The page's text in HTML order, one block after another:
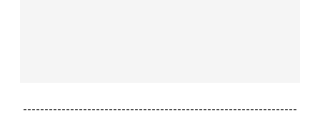
----------------------------------------------------------------